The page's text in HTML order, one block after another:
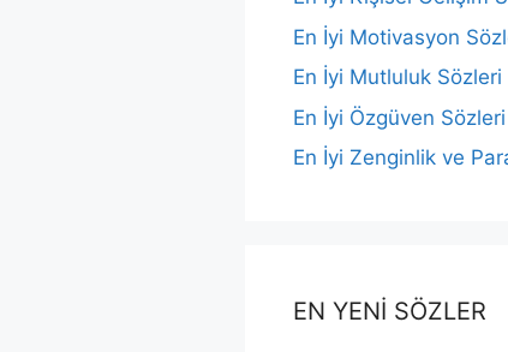
En İyi Motivasyon
En İyi Mutluluk Sözleri
En İyi Özgüven Sözleri
En İyi Zenginlik ve
EN YENİ SÖZLER